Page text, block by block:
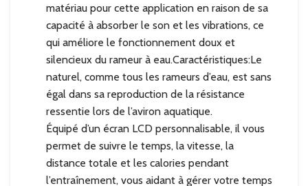
matériau pour cette application en raison de sa
capacité à absorber le son et les vibrations, ce
qui améliore le fonctionnement doux et
silencieux du rameur à eau.Caractéristiques:Le
naturel, comme tous les rameurs d’eau, est sans
égal dans sa reproduction de la résistance
ressentie lors de l’aviron aquatique.
Équipé d’un écran LCD personnalisable, il vous
permet de suivre le temps, la vitesse, la
distance totale et les calories pendant
l’entraînement, vous aidant à gérer votre temps